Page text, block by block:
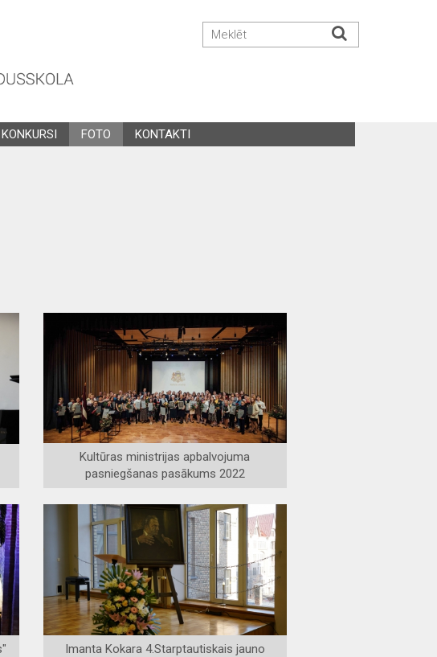
KONKURSI FOTO KONTAKTI
Kultūras ministrijas apbalvojuma
pasniegšanas pasākums 2022
Imanta Kokara 4.Starptautiskais jauno